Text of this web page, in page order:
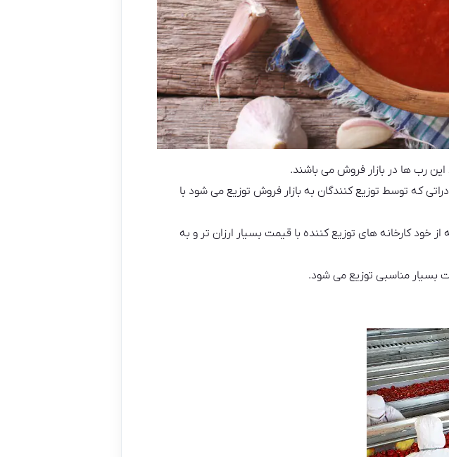
این رب ها در بازار فروش می باشند.
که توسط توزیع کنندگان به بازار فروش توزیع می شود با
کارخانه های توزیع کننده با قیمت بسیار ارزان تر و به
بسیار مناسبی توزیع می شود.